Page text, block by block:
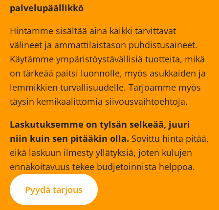
palvelupäällikkö
Hintamme sisältää aina kaikki tarvittavat
välineet ja ammattilaistason puhdistusaineet.
Käytämme ympäristöystävällisiä tuotteita, mikä
on tärkeää paitsi luonnolle, myös asukkaiden ja
lemmikkien turvallisuudelle. Tarjoamme myös
täysin kemikaalittomia siivousvaihtoehtoja.
Laskutuksemme on tylsän selkeää, juuri
niin kuin sen pitääkin olla. Sovittu hinta pitää,
eikä laskuun ilmesty yllätyksiä, joten kulujen
ennakoitavuus tekee budjetoinnista helppoa.
Pyydä tarjous